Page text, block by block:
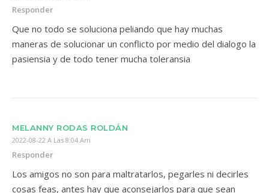
Responder
Que no todo se soluciona peliando que hay muchas
maneras de solucionar un conflicto por medio del dialogo la
pasiensia y de todo tener mucha toleransia
MELANNY RODAS ROLDÁN
2022-08-22 A Las 8:04 Am
Responder
Los amigos no son para maltratarlos, pegarles ni decirles
cosas feas, antes hay que aconsejarlos para que sean